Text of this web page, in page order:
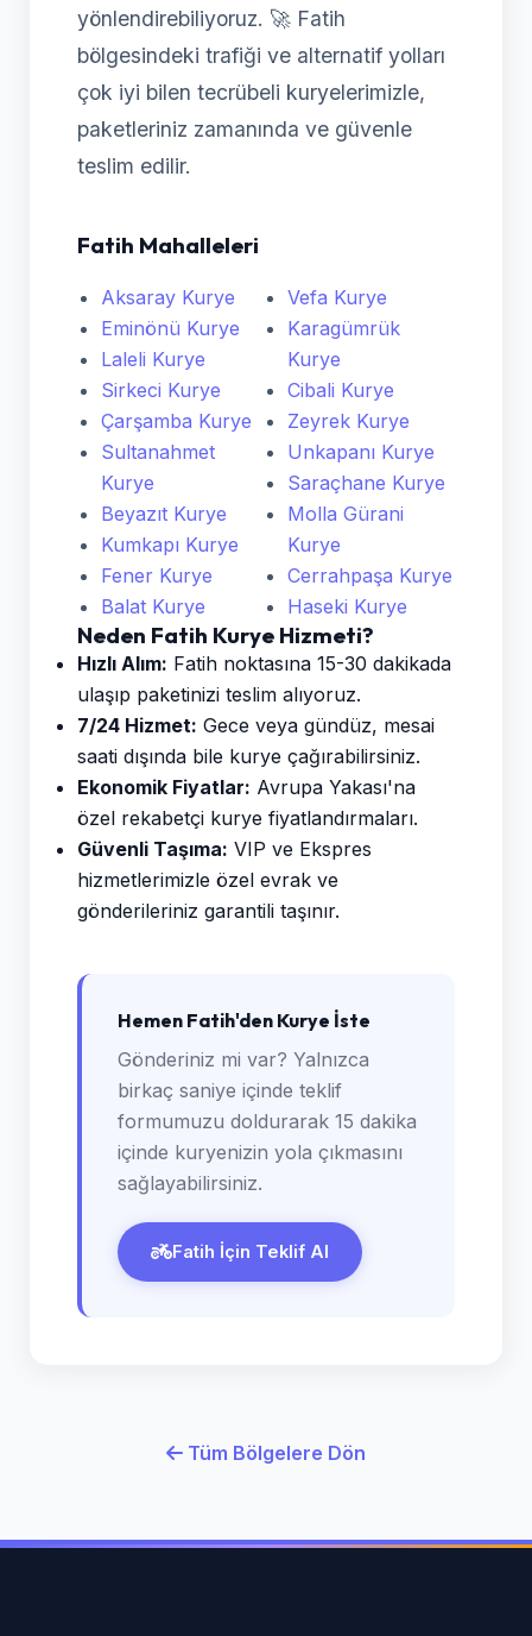
yönlendirebiliyoruz. 🚀 Fatih
bölgesindeki trafiği ve alternatif yolları
çok iyi bilen tecrübeli kuryelerimizle,
paketleriniz zamanında ve güvenle
teslim edilir.
Fatih Mahalleleri
Aksaray Kurye
Eminönü Kurye
Laleli Kurye
Sirkeci Kurye
Çarşamba Kurye
Sultanahmet
Kurye
Beyazıt Kurye
Kumkapı Kurye
Fener Kurye
Balat Kurye
Vefa Kurye
Karagümrük
Kurye
Cibali Kurye
Zeyrek Kurye
Unkapanı Kurye
Saraçhane Kurye
Molla Gürani
Kurye
Cerrahpaşa Kurye
Haseki Kurye
Neden Fatih Kurye Hizmeti?
Hızlı Alım: Fatih noktasına 15-30 dakikada
ulaşıp paketinizi teslim alıyoruz.
7/24 Hizmet: Gece veya gündüz, mesai
saati dışında bile kurye çağırabilirsiniz.
Ekonomik Fiyatlar: Avrupa Yakası'na
özel rekabetçi kurye fiyatlandırmaları.
Güvenli Taşıma: VIP ve Ekspres
hizmetlerimizle özel evrak ve
gönderileriniz garantili taşınır.
Hemen Fatih'den Kurye İste
Gönderiniz mi var? Yalnızca
birkaç saniye içinde teklif
formumuzu doldurarak 15 dakika
içinde kuryenizin yola çıkmasını
sağlayabilirsiniz.
Fatih İçin Teklif Al
Tüm Bölgelere Dön